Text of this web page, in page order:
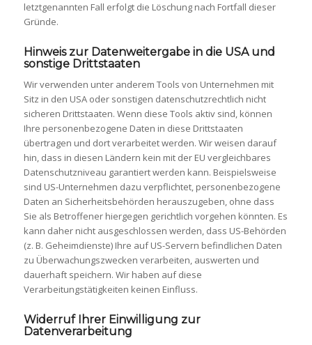
letztgenannten Fall erfolgt die Löschung nach Fortfall dieser
Gründe.
Hinweis zur Datenweitergabe in die USA und
sonstige Drittstaaten
Wir verwenden unter anderem Tools von Unternehmen mit
Sitz in den USA oder sonstigen datenschutzrechtlich nicht
sicheren Drittstaaten. Wenn diese Tools aktiv sind, können
Ihre personenbezogene Daten in diese Drittstaaten
übertragen und dort verarbeitet werden. Wir weisen darauf
hin, dass in diesen Ländern kein mit der EU vergleichbares
Datenschutzniveau garantiert werden kann. Beispielsweise
sind US-Unternehmen dazu verpflichtet, personenbezogene
Daten an Sicherheitsbehörden herauszugeben, ohne dass
Sie als Betroffener hiergegen gerichtlich vorgehen könnten. Es
kann daher nicht ausgeschlossen werden, dass US-Behörden
(z. B. Geheimdienste) Ihre auf US-Servern befindlichen Daten
zu Überwachungszwecken verarbeiten, auswerten und
dauerhaft speichern. Wir haben auf diese
Verarbeitungstätigkeiten keinen Einfluss.
Widerruf Ihrer Einwilligung zur
Datenverarbeitung